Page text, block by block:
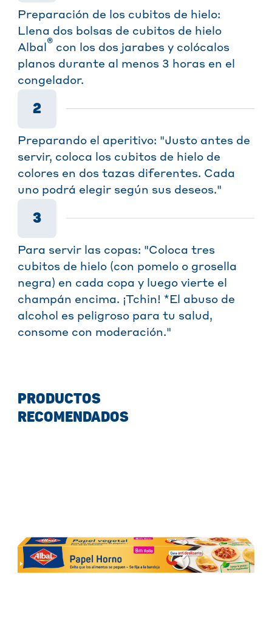
Preparación de los cubitos de hielo:
Llena dos bolsas de cubitos de hielo
Albal ® con los dos jarabes y colócalos
planos durante al menos 3 horas en el
congelador.
2
Preparando el aperitivo: "Justo antes de
servir, coloca los cubitos de hielo de
colores en dos tazas diferentes. Cada
uno podrá elegir según sus deseos."
3
Para servir las copas: "Coloca tres
cubitos de hielo (con pomelo o grosella
negra) en cada copa y luego vierte el
champán encima. ¡Tchin! *El abuso de
alcohol es peligroso para tu salud,
consome con moderación."
PRODUCTOS
RECOMENDADOS